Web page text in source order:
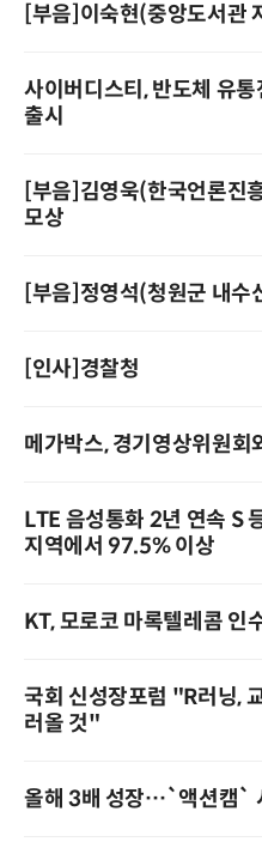
[부음]이숙현(중앙도서관
사이버디스티, 반도체 유
출시
[부음]김영욱(한국언론진
모상
[부음]정영석(청원군 내수
[인사]경찰청
메가박스, 경기영상위원회
LTE 음성통화 2년 연속 S
지역에서 97.5% 이상
KT, 모로코 마록텔레콤 인
국회 신성장포럼 "R러닝,
러올 것"
올해 3배 성장…`액션캠`